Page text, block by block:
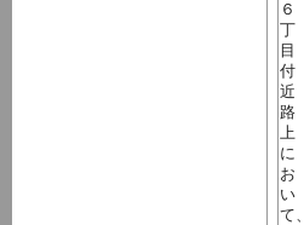
６
丁
目
付
近
路
上
に
お
い
て、